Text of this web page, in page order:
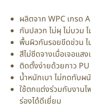
ผลิตจาก WPC เกรด
กันปลวก ไม่ผุ ไม่บวม
พื้นผิวกันรอยขีดข่วน
สีไม่ซีดจางเมื่อเจอแส
ติดตั้งง่ายด้วยกาว
น้ำหนักเบา ไม่กดทับผ
ใช้ตกแต่งร่วมกับงาน
ร่องได้ดีเยี่ยม